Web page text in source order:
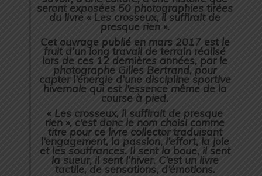
seront exposées 50 photographies tirées
du livre « Les crosseux, il suffirait de
presque rien ».
Cet ouvrage publié en mars 2017 est le
fruit d’un long travail de terrain réalisé
lors de ces 12 dernières années, par le
photographe Gilles Bertrand, pour
capter l’énergie d’une discipline sportive
hivernale qui est l’essence même de la
course à pied.
« Les crosseux, il suffirait de presque
rien », c’est donc le nom choisi comme
titre pour ce livre collector traduisant
l’engagement, la passion, l’effort, la joie
et les souffrances. Il sent la boue, il sent
la sueur, il sent l’hiver. C’est un livre
tactile, de sensations, d’émotions.